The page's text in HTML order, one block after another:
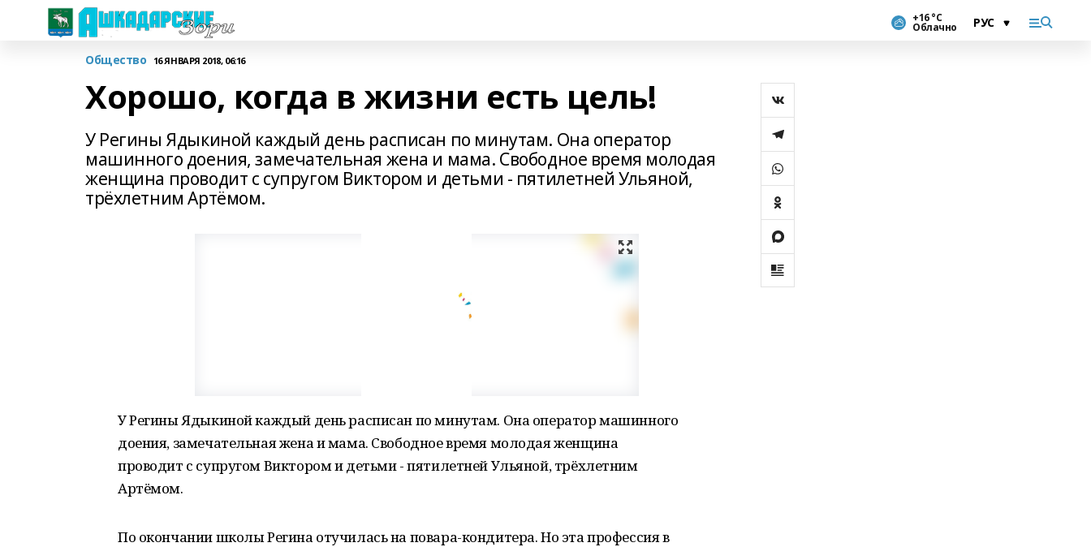
+16 °С
Облачно
Общество 16 ЯНВАРЯ 2018, 06:16
Хорошо, когда в жизни есть цель!
У Регины Ядыкиной каждый день расписан по минутам. Она оператор
машинного доения, замечательная жена и мама. Cвободное время молодая
женщина проводит с супругом Виктором и детьми - пятилетней Ульяной,
трёхлетним Артёмом.
У Регины Ядыкиной каждый день расписан по минутам. Она оператор машинного
доения, замечательная жена и мама. Cвободное время молодая женщина
проводит с супругом Виктором и детьми - пятилетней Ульяной, трёхлетним
Артёмом.
По окончании школы Регина отучилась на повара-кондитера. Но эта профессия в